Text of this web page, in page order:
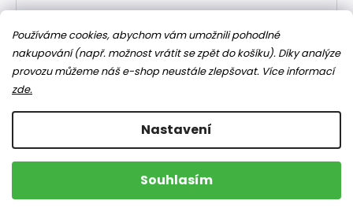
Používáme cookies, abychom vám umožnili pohodlné
nakupování (např. možnost vrátit se zpět do košíku). Díky analýze
provozu můžeme náš e-shop neustále zlepšovat. Více informací
zde.
Nastavení
Souhlasím